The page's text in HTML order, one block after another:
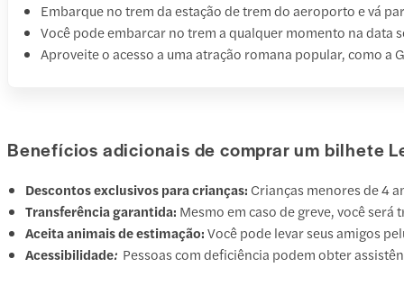
Embarque no trem da estação de trem do aeroporto e vá
Você pode embarcar no trem a qualquer momento na data
Aproveite o acesso a uma atração romana popular, como a
Benefícios adicionais de comprar um bilhete
Descontos exclusivos para crianças: Crianças menores de 4
Transferência garantida: Mesmo em caso de greve, você
Aceita animais de estimação:Você pode levar seus amigos
Acessibilidade: Pessoas com deficiência podem obter